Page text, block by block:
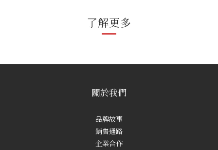
了解更多
關於我們
品牌故事
銷售通路
企業合作